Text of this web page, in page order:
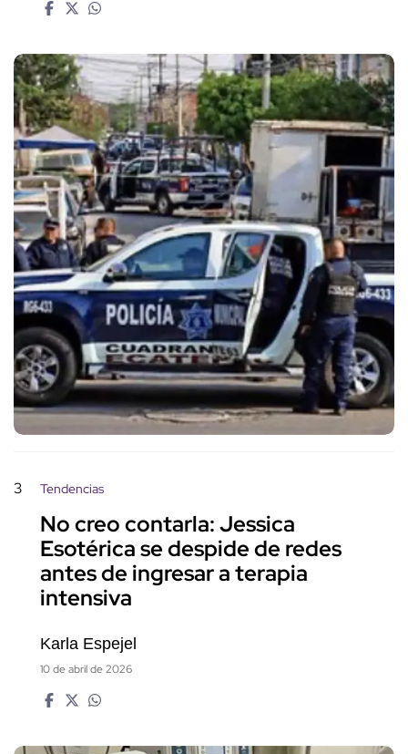
3 Tendencias
No creo contarla: Jessica
Esotérica se despide de redes
antes de ingresar a terapia
intensiva
Karla Espejel
10 de abril de 2026